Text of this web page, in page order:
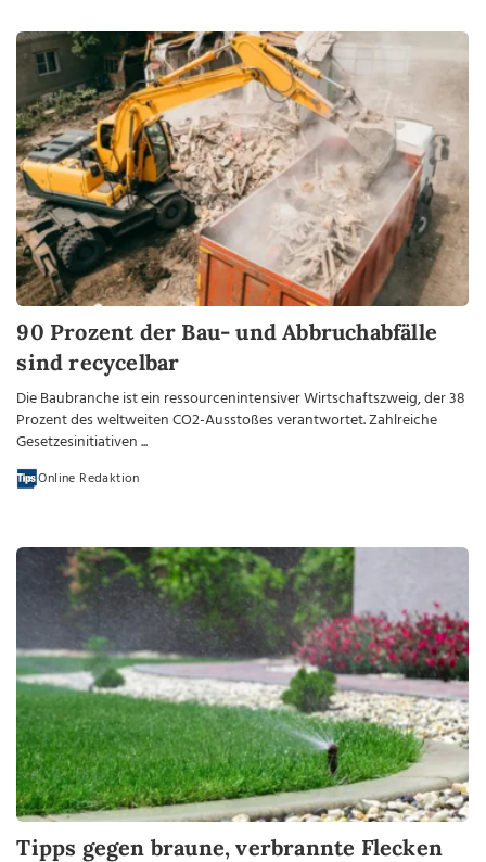
90 Prozent der Bau- und Abbruchabfälle
sind recycelbar
Die Baubranche ist ein ressourcenintensiver Wirtschaftszweig, der 38
Prozent des weltweiten CO2-Ausstoßes verantwortet. Zahlreiche
Gesetzesinitiativen ...
Online Redaktion
Tipps gegen braune, verbrannte Flecken